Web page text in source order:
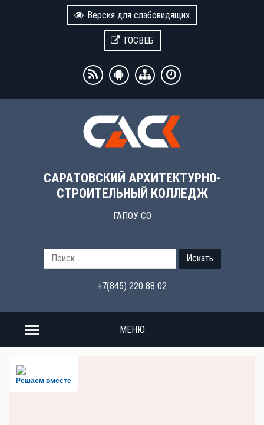
Версия для слабовидящих
ГОСВЕБ
САРАТОВСКИЙ АРХИТЕКТУРНО-
СТРОИТЕЛЬНЫЙ КОЛЛЕДЖ
ГАПОУ СО
Искать
+7(845) 220 88 02
МЕНЮ
Решаем вместе